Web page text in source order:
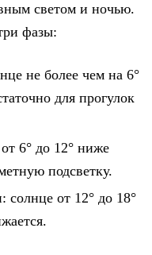
светом и ночью.
фазы:
не более чем на 6°
для прогулок
6° до 12° ниже
подсветку.
солнце от 12° до 18°